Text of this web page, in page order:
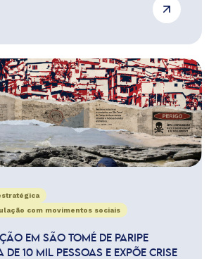
com movimentos sociais
EM SÃO TOMÉ DE PARIPE
DE 10 MIL PESSOAS E EXPÕE CRISE